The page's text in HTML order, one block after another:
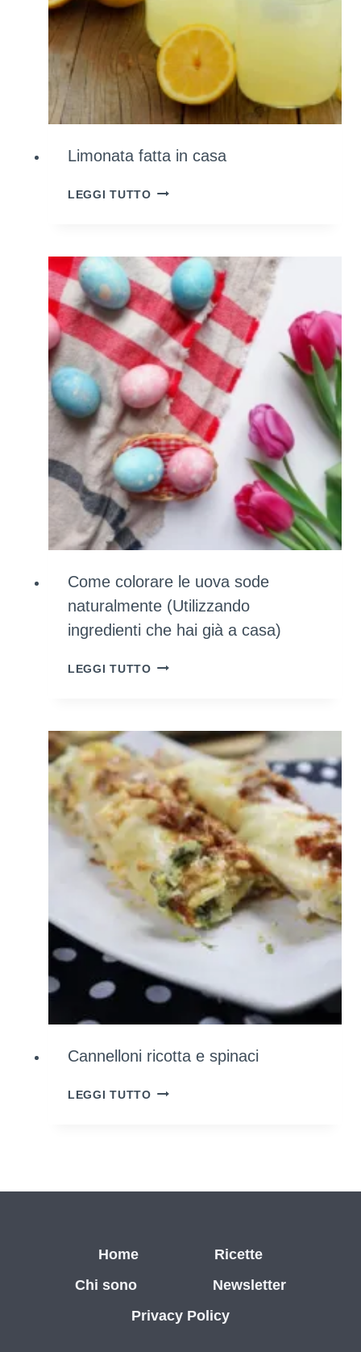
Limonata fatta in casa
LEGGI TUTTOLIMONATA
Come colorare le uova sode
naturalmente (Utilizzando
ingredienti che hai già a casa)
LEGGI TUTTOCOME
SODE
NATURALMENTE
(UTILIZZANDO
INGREDIENTI
CHE
HAI
GIÀ
A
CASA)
Cannelloni ricotta e spinaci
LEGGI TUTTOCANNELLONI
Home
Ricette
Chi sono
Newsletter
Privacy Policy